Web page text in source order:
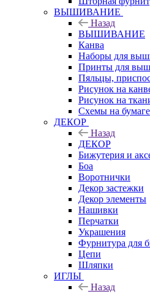
ВЫШИВАНИЕ
Назад
ВЫШИВАНИЕ
Канва
Наборы для
Принты для
Пяльцы,
Рисунок на
Рисунок на
Схемы на бумаге
ДЕКОР
Назад
ДЕКОР
Бижутерия и
Боа
Воротнички
Декор застежки
Декор элементы
Нашивки
Перчатки
Украшения
Фурнитура для
Цепи
Шляпки
ИГЛЫ
Назад